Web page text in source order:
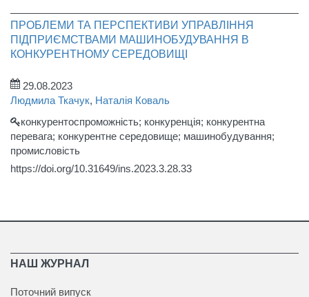
ПРОБЛЕМИ ТА ПЕРСПЕКТИВИ УПРАВЛІННЯ
ПІДПРИЄМСТВАМИ МАШИНОБУДУВАННЯ В
КОНКУРЕНТНОМУ СЕРЕДОВИЩІ
29.08.2023
Людмила Ткачук, Наталія Коваль
конкурентоспроможність; конкуренція; конкурентна
перевага; конкурентне середовище; машинобудування;
промисловість
https://doi.org/10.31649/ins.2023.3.28.33
НАШ ЖУРНАЛ
Поточний випуск